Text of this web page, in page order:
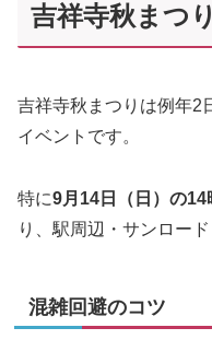
吉祥寺秋まつ
吉祥寺秋まつりは例年2
イベントです。
特に9月14日（日）の14
り、駅周辺・サンロー
混雑回避のコツ